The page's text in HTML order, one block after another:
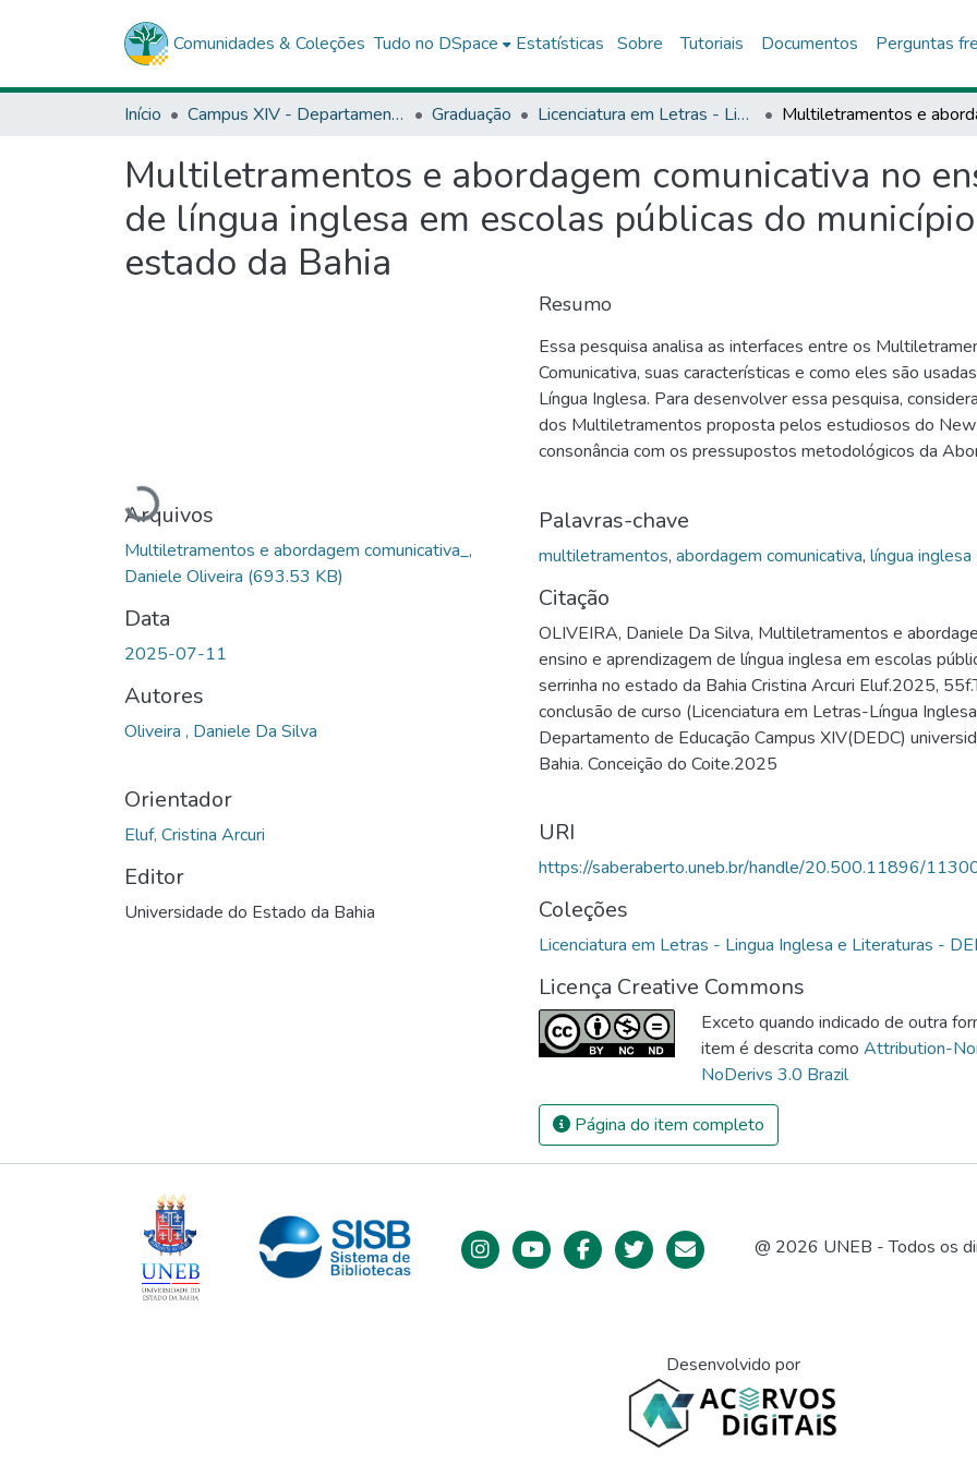
Comunidades & Coleções Tudo no DSpace Estatísticas Sobre Tutoriais Documentos Perguntas
Início Campus XIV - Departamento de Educação (DEDC) - Conceição do Coité Graduação Licenciatura em Letras - Lingua Inglesa e Literaturas - DEDC14
Multiletramentos e abordagem comunicativa no
de língua inglesa em escolas públicas do
estado da Bahia
Carregando...
Arquivos
Multiletramentos e abordagem comunicativa_,
Daniele Oliveira (693.53 KB)
Data
2025-07-11
Autores
Oliveira , Daniele Da Silva
Orientador
Eluf, Cristina Arcuri
Editor
Universidade do Estado da Bahia
Resumo
Essa pesquisa analisa as interfaces entre os
Comunicativa, suas características e como eles são
Língua Inglesa. Para desenvolver essa pesquisa,
dos Multiletramentos proposta pelos estudiosos do New
consonância com os pressupostos metodológicos da
conceitos de aprendizagem em todo o mundo. A análise
pesquisa será de cunho qualiquantitativo, para investigar
Língua Inglesa de duas escolas públicas estaduais do
estado da Bahia e como eles podem facilitar o
utilizei também a metologia hibrida, difundida por
como Let’s see e Try on, como alternativa metodológica
Multiletramentos
Palavras-chave
multiletramentos, abordagem comunicativa, língua inglesa
Citação
OLIVEIRA, Daniele Da Silva, Multiletramentos e
ensino e aprendizagem de língua inglesa em escolas
serrinha no estado da Bahia Cristina Arcuri Eluf.2025,
conclusão de curso (Licenciatura em Letras-Língua
Departamento de Educação Campus XIV(DEDC)
Bahia. Conceição do Coite.2025
URI
https://saberaberto.uneb.br/handle/20.500.11896/
Coleções
Licenciatura em Letras - Lingua Inglesa e Literaturas -
Licença Creative Commons
Exceto quando indicado de outra
item é descrita como Attribution-
NoDerivs 3.0 Brazil
Página do item completo
@ 2026 UNEB - Todos os
Desenvolvido por